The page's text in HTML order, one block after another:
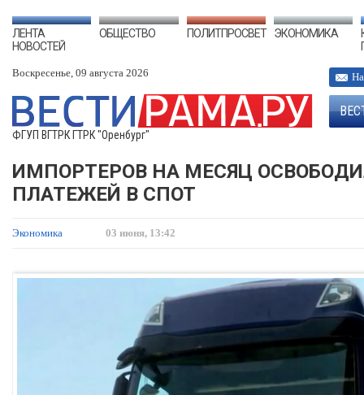
ЛЕНТА
НОВОСТЕЙ
ОБЩЕСТВО ПОЛИТПРОСВЕТ ЭКОНОМИКА
Воскресенье, 09 августа 2026
ФГУП ВГТРК ГТРК "Оренбург"
ИМПОРТЕРОВ НА МЕСЯЦ
ПЛАТЕЖЕЙ В СПОТ
Экономика 03 июня, 13:42